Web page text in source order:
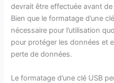
devrait être effectuée avant de
Bien que le formatage d’une
nécessaire pour l’utilisation
pour protéger les données et
perte de données.
Le formatage d’une clé USB